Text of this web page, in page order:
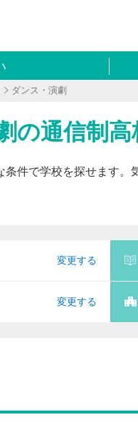
ダンス・演劇
の通信制
件で学校を探せます。
変更する
変更する